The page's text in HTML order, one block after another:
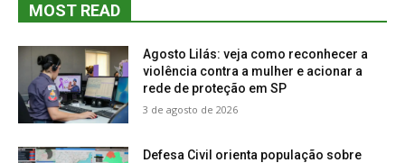
MOST READ
Agosto Lilás: veja como reconhecer a
violência contra a mulher e acionar a
rede de proteção em SP
3 de agosto de 2026
Defesa Civil orienta população sobre